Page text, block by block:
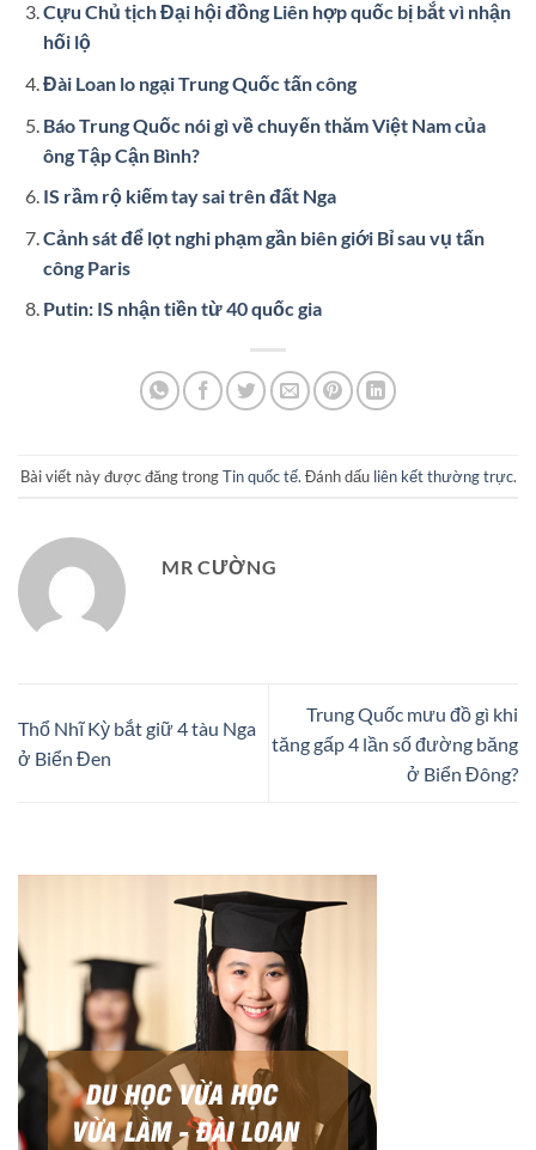
Cựu Chủ tịch Đại hội đồng Liên hợp quốc bị bắt vì nhận
hối lộ
Đài Loan lo ngại Trung Quốc tấn công
Báo Trung Quốc nói gì về chuyến thăm Việt Nam của
ông Tập Cận Bình?
IS rầm rộ kiếm tay sai trên đất Nga
Cảnh sát để lọt nghi phạm gần biên giới Bỉ sau vụ tấn
công Paris
Putin: IS nhận tiền từ 40 quốc gia
Bài viết này được đăng trongTin quốc tế. Đánh dấu liên kết thường trực.
MR CƯỜNG
Thổ Nhĩ Kỳ bắt giữ 4 tàu Nga
ở Biển Đen
Trung Quốc mưu đồ gì khi
tăng gấp 4 lần số đường băng
ở Biển Đông?